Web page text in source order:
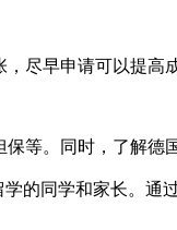
尽早申请可以提
等。同时，了解
的同学和家长。